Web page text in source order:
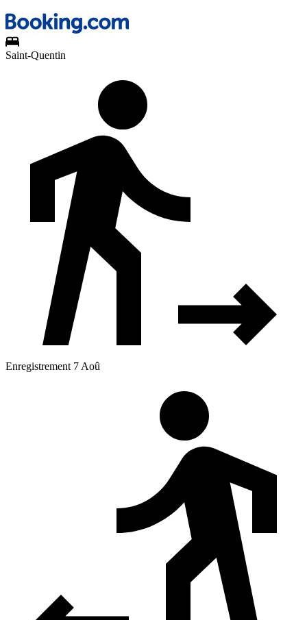
Saint-Quentin
Enregistrement 7 Aoû